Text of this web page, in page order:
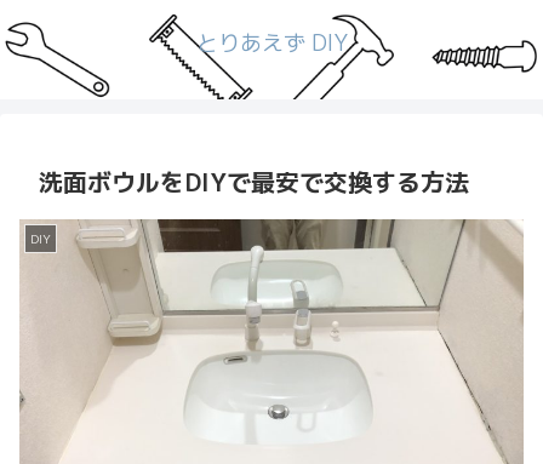
とりあえず DIY
洗面ボウルをDIYで最安で交換する方法
DIY